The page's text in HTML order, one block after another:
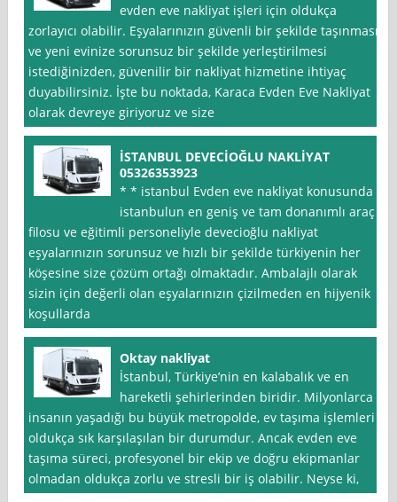
evden eve nakliyat işleri için oldukça
zorlayıcı olabilir. Eşyalarınızın güvenli bir şekilde taşınması
ve yeni evinize sorunsuz bir şekilde yerleştirilmesi
istediğinizden, güvenilir bir nakliyat hizmetine ihtiyaç
duyabilirsiniz. İşte bu noktada, Karaca Evden Eve Nakliyat
olarak devreye giriyoruz ve size
İSTANBUL DEVECİOĞLU NAKLİYAT
05326353923
* * istanbul Evden eve nakliyat konusunda
istanbulun en geniş ve tam donanımlı araç
filosu ve eğitimli personeliyle devecioğlu nakliyat
eşyalarınızın sorunsuz ve hızlı bir şekilde türkiyenin her
köşesine size çözüm ortağı olmaktadır. Ambalajlı olarak
sizin için değerli olan eşyalarınızın çizilmeden en hijyenik
koşullarda
Oktay nakliyat
İstanbul, Türkiye’nin en kalabalık ve en
hareketli şehirlerinden biridir. Milyonlarca
insanın yaşadığı bu büyük metropolde, ev taşıma işlemleri
oldukça sık karşılaşılan bir durumdur. Ancak evden eve
taşıma süreci, profesyonel bir ekip ve doğru ekipmanlar
olmadan oldukça zorlu ve stresli bir iş olabilir. Neyse ki,